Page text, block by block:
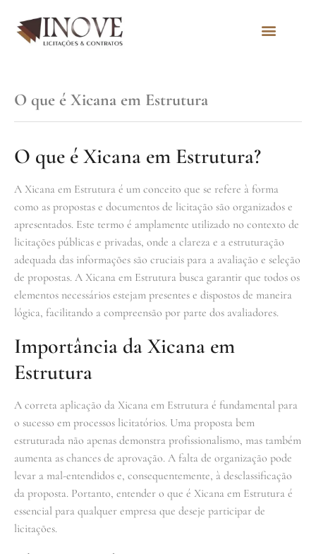
O que é Xicana em Estrutura
O que é Xicana em Estrutura?
A Xicana em Estrutura é um conceito que se refere à forma
como as propostas e documentos de licitação são organizados e
apresentados. Este termo é amplamente utilizado no contexto de
licitações públicas e privadas, onde a clareza e a estruturação
adequada das informações são cruciais para a avaliação e seleção
de propostas. A Xicana em Estrutura busca garantir que todos os
elementos necessários estejam presentes e dispostos de maneira
lógica, facilitando a compreensão por parte dos avaliadores.
Importância da Xicana em
Estrutura
A correta aplicação da Xicana em Estrutura é fundamental para
o sucesso em processos licitatórios. Uma proposta bem
estruturada não apenas demonstra profissionalismo, mas também
aumenta as chances de aprovação. A falta de organização pode
levar a mal-entendidos e, consequentemente, à desclassificação
da proposta. Portanto, entender o que é Xicana em Estrutura é
essencial para qualquer empresa que deseje participar de
licitações.